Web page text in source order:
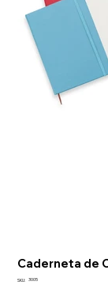
Caderneta de
SKU:
SKU
3005